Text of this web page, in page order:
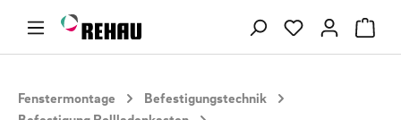
Zum Hauptinhalt springen Du hast 0
Fenstermontage
Befestigungstechnik